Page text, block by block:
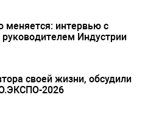
меняется: интервью с
Индустрии
своей жизни, обсудили
2026